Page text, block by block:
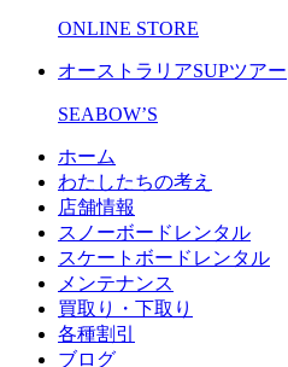
ONLINE STORE
オーストラリアSUPツアー
SEABOW’S
ホーム
わたしたちの考え
店舗情報
スノーボードレンタル
スケートボードレンタル
メンテナンス
買取り・下取り
各種割引
ブログ